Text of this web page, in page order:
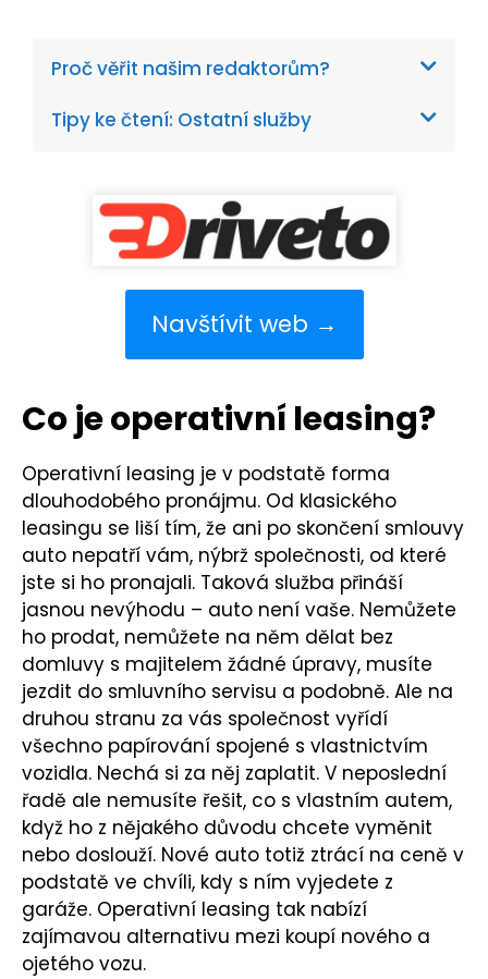
Proč věřit našim redaktorům?
Tipy ke čtení: Ostatní služby
Navštívit web →
Co je operativní leasing?
Operativní leasing je v podstatě forma
dlouhodobého pronájmu. Od klasického
leasingu se liší tím, že ani po skončení smlouvy
auto nepatří vám, nýbrž společnosti, od které
jste si ho pronajali. Taková služba přináší
jasnou nevýhodu –⁠ auto není vaše. Nemůžete
ho prodat, nemůžete na něm dělat bez
domluvy s majitelem žádné úpravy, musíte
jezdit do smluvního servisu a podobně. Ale na
druhou stranu za vás společnost vyřídí
všechno papírování spojené s vlastnictvím
vozidla. Nechá si za něj zaplatit. V neposlední
řadě ale nemusíte řešit, co s vlastním autem,
když ho z nějakého důvodu chcete vyměnit
nebo doslouží. Nové auto totiž ztrácí na ceně v
podstatě ve chvíli, kdy s ním vyjedete z
garáže. Operativní leasing tak nabízí
zajímavou alternativu mezi koupí nového a
ojetého vozu.